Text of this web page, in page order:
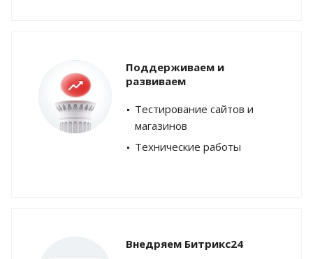
Поддерживаем и
развиваем
Тестирование сайтов и
магазинов
Технические работы
Внедряем Битрикс24